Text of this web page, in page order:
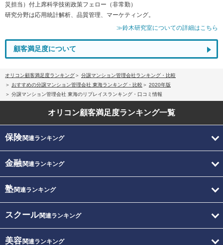
災担当）付上席科学技術政策フェロー（非常勤）
研究分野は応用統計解析、品質管理、マーケティング。
≫鈴木研究室についての詳細はこちら
顧客満足度について
オリコン顧客満足度ランキング
分譲マンション管理会社ランキング・比較
おすすめの分譲マンション管理会社 東海ランキング・比較
2020年版
分譲マンション管理会社 東海のリプレイスランキング・口コミ情報
オリコン顧客満足度ランキング一覧
保険関連ランキング
金融関連ランキング
塾関連ランキング
スクール関連ランキング
美容関連ランキング